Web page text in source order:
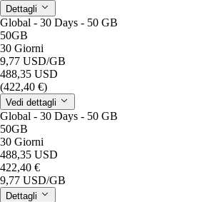
Dettagli
Global - 30 Days - 50 GB
50GB
30 Giorni
9,77 USD/GB
488,35 USD
(422,40 €)
Vedi dettagli
Global - 30 Days - 50 GB
50GB
30 Giorni
488,35 USD
422,40 €
9,77 USD/GB
Dettagli